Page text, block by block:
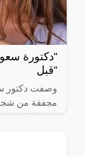
“دكتورة
“قبل
وصفت دكتور